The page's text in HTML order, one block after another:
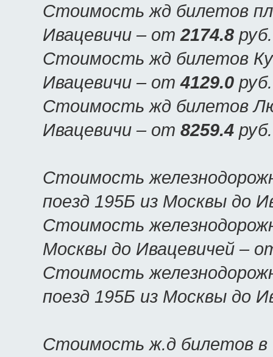
Стоимость жд билетов
Ивацевичи – от2174.8 руб.
Стоимость жд билетов
Ивацевичи – от4129.0 руб.
Стоимость жд билетов
Ивацевичи – от 8259.4 руб.
Стоимость
поезд 195Б из Москвы до
Стоимость
Москвы до Ивацевичей –
Стоимость
поезд 195Б из Москвы до
Стоимость ж.д билетов в